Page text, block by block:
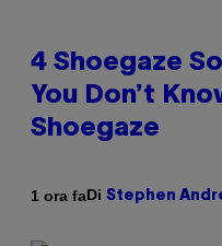
4 Shoegaze
You Don’t
Shoegaze
1 ora faDi Stephen